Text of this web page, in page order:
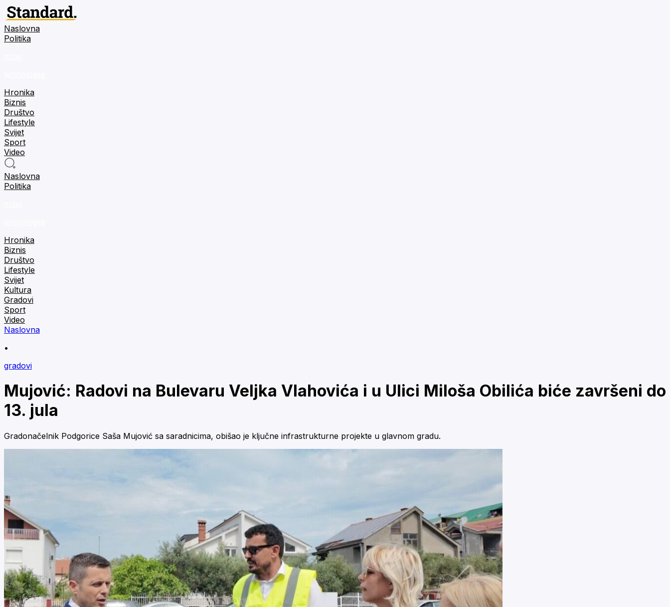
Naslovna
Politika
Hronika
Biznis
Društvo
Lifestyle
Svijet
Sport
Video
Naslovna
Politika
Hronika
Biznis
Društvo
Lifestyle
Svijet
Kultura
Gradovi
Sport
Video
Naslovna
•
gradovi
Mujović: Radovi na Bulevaru Veljka Vlahovića i u Ulici Miloša Obilića biće završeni do
13. jula
Gradonačelnik Podgorice Saša Mujović sa saradnicima, obišao je ključne infrastrukturne projekte u glavnom gradu.